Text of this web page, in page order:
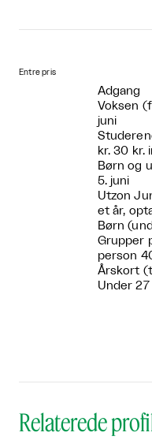
Entre pris
Adgang
Voksen
juni
kr. 30 kr.
Børn og
5. juni
Utzon
et år,
Børn
Grupper
person
Årskort
Under
Relaterede